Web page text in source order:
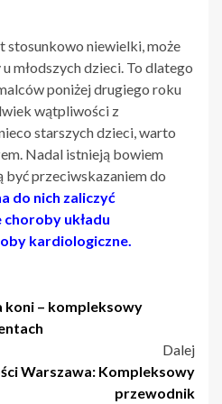
stosunkowo niewielki, może
młodszych dzieci. To dlatego
poniżej drugiego roku
wątpliwości z
starszych dzieci, warto
Nadal istnieją bowiem
być przeciwskazaniem do
do nich zaliczyć
układu
kardiologiczne.
koni – kompleksowy
Dalej
Warszawa: Kompleksowy
przewodnik